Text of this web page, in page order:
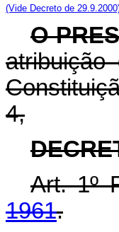
(Vide Decreto de
O
4,
Art. 1º
1961.